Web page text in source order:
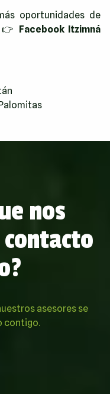
oportunidades de
👉 Facebook Itzimná
nos
asesores se
contigo.